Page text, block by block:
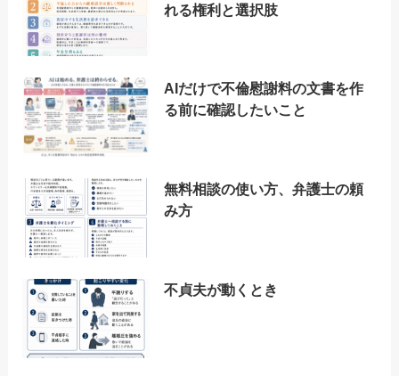
れる権利と選択肢
AIだけで不倫慰謝料の文書を作
る前に確認したいこと
無料相談の使い方、弁護士の頼
み方
不貞夫が動くとき